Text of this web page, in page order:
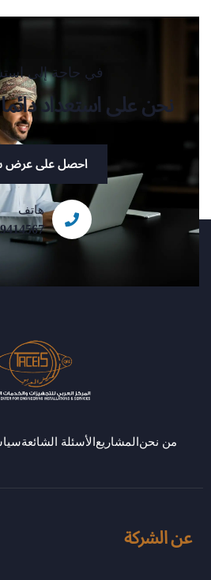
في حاجة إلى
نحن على استعداد
احصل على عرض
هاتف
من نحنالمشاريعالأسئلة الشائعة
عن الشركة